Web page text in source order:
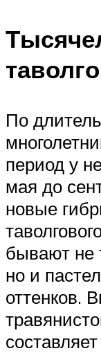
По
период у
мая до
новые
бывают не
но и
оттенков.